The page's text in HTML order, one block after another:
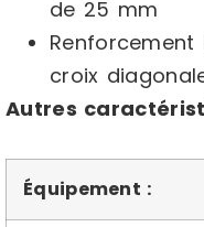
de 25 mm
croix
Autres
Équipement :